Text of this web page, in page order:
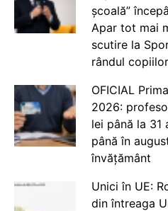
școală”
Apar tot mai
scutire la
rândul
OFICIAL
2026:
lei până la
până în
învățământ
Unici în UE:
din întreaga